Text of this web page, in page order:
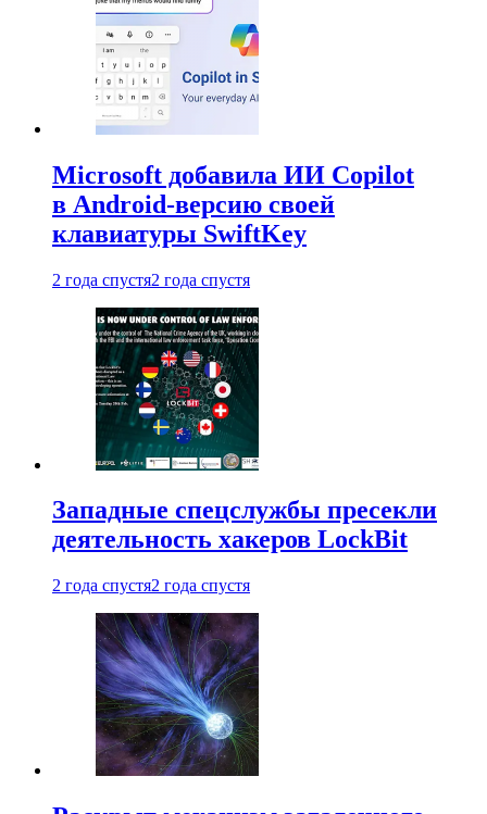
Microsoft добавила ИИ Copilot
в Android-версию своей
клавиатуры SwiftKey
2 года спустя2 года спустя
Западные спецслужбы пресекли
деятельность хакеров LockBit
2 года спустя2 года спустя